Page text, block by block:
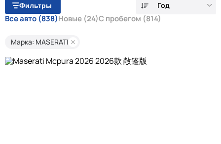
Фильтры Год
Все авто (838)Новые (24)С пробегом (814)
Марка: MASERATI